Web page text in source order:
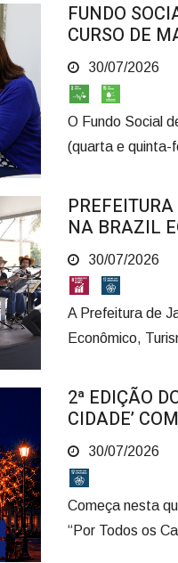
FUNDO
CURSO DE
30/07/2026
O Fundo Social
(quarta e quinta-
NA BRAZIL
30/07/2026
A Prefeitura de
Econômico,
2ª EDIÇÃO
CIDADE’
30/07/2026
Começa nesta
“Por Todos os